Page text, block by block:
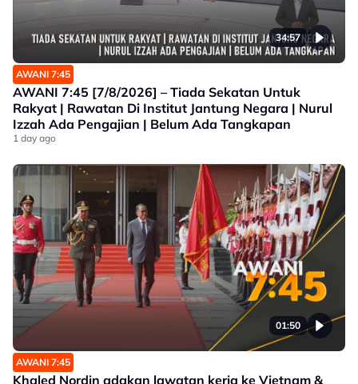
34:57
AWANI 7:45
AWANI 7:45 [7/8/2026] – Tiada Sekatan Untuk
Rakyat | Rawatan Di Institut Jantung Negara | Nurul
Izzah Ada Pengajian | Belum Ada Tangkapan
1 day ago
01:50
AWANI 7:45
Khaled Nordin adakan lawatan kerja ke Vietnam &